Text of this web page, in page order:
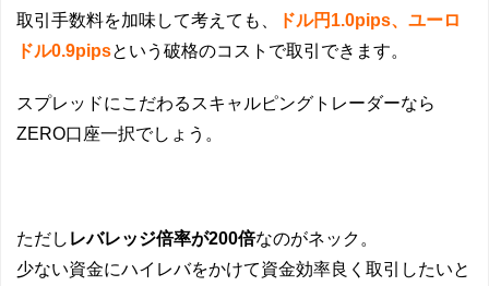
取引手数料を加味して考えても、
ドル円1.0pips、ユーロ
ドル0.9pipsという破格のコストで取引できます。
スプレッドにこだわるスキャルピングトレーダーなら
ZERO口座一択でしょう。
ただし レバレッジ倍率が200倍なのがネック。
少ない資金にハイレバをかけて資金効率良く取引したいと